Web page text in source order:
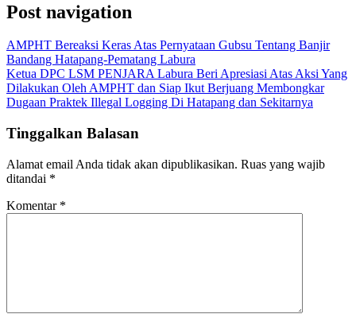
Post navigation
AMPHT Bereaksi Keras Atas Pernyataan Gubsu Tentang Banjir
Bandang Hatapang-Pematang Labura
Ketua DPC LSM PENJARA Labura Beri Apresiasi Atas Aksi Yang
Dilakukan Oleh AMPHT dan Siap Ikut Berjuang Membongkar
Dugaan Praktek Illegal Logging Di Hatapang dan Sekitarnya
Tinggalkan Balasan
Alamat email Anda tidak akan dipublikasikan. Ruas yang wajib
ditandai *
Komentar *